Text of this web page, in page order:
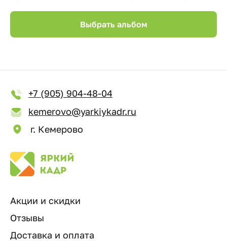
Выбрать альбом
+7 (905) 904-48-04
kemerovo@yarkiykadr.ru
г. Кемерово
Акции и скидки
Отзывы
Доставка и оплата